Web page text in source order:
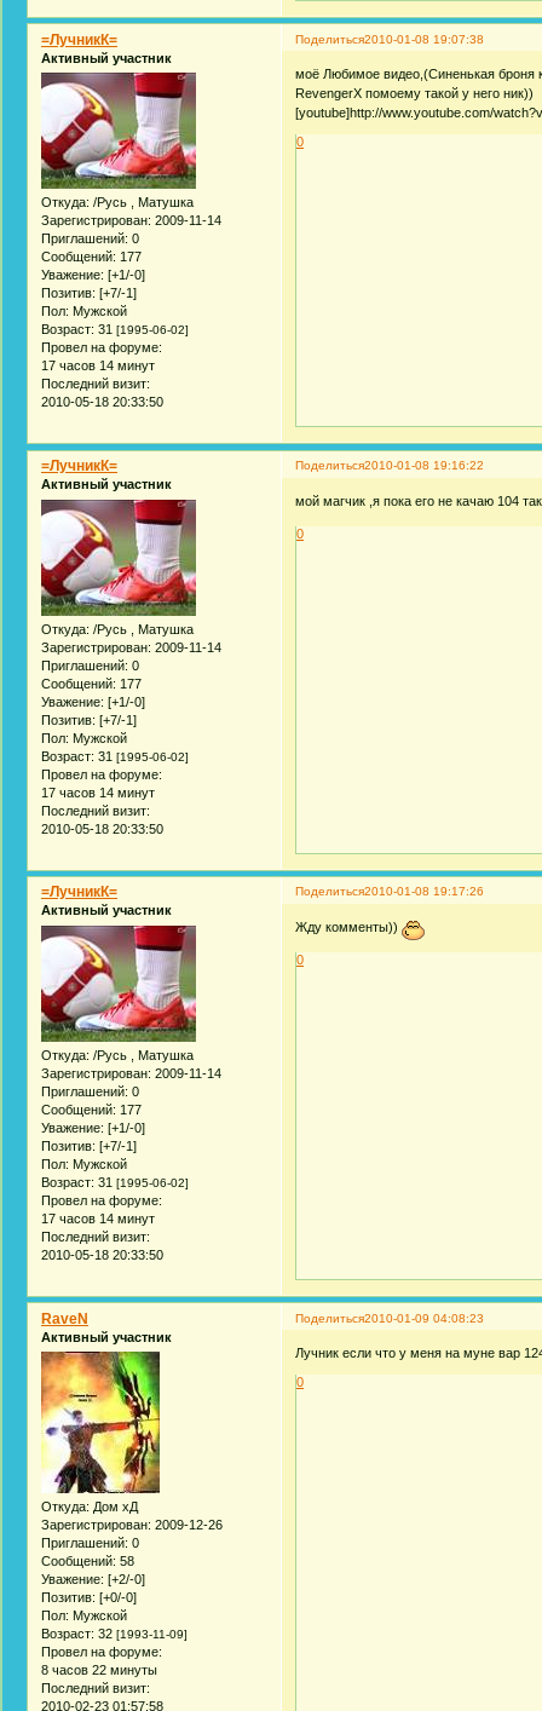
Поделиться2010-01-08 19:07:38
=ЛучникК=
Активный участник
Откуда: /Русь , Матушка
Зарегистрирован: 2009-11-14
Приглашений: 0
Сообщений: 177
Уважение: [+1/-0]
Позитив: [+7/-1]
Пол: Мужской
Возраст: 31 [1995-06-02]
Провел на форуме:
17 часов 14 минут
Последний визит:
2010-05-18 20:33:50
моё Любимое видео,(Синенькая броня
RevengerX помоему такой у него ник))
[youtube]http://www.youtube.com/
0
Поделиться2010-01-08 19:16:22
=ЛучникК=
Активный участник
Откуда: /Русь , Матушка
Зарегистрирован: 2009-11-14
Приглашений: 0
Сообщений: 177
Уважение: [+1/-0]
Позитив: [+7/-1]
Пол: Мужской
Возраст: 31 [1995-06-02]
Провел на форуме:
17 часов 14 минут
Последний визит:
2010-05-18 20:33:50
мой магчик ,я пока его не качаю 104
0
Поделиться2010-01-08 19:17:26
=ЛучникК=
Активный участник
Откуда: /Русь , Матушка
Зарегистрирован: 2009-11-14
Приглашений: 0
Сообщений: 177
Уважение: [+1/-0]
Позитив: [+7/-1]
Пол: Мужской
Возраст: 31 [1995-06-02]
Провел на форуме:
17 часов 14 минут
Последний визит:
2010-05-18 20:33:50
Жду комменты))
0
Поделиться2010-01-09 04:08:23
RaveN
Активный участник
Откуда: Дом хД
Зарегистрирован: 2009-12-26
Приглашений: 0
Сообщений: 58
Уважение: [+2/-0]
Позитив: [+0/-0]
Пол: Мужской
Возраст: 32 [1993-11-09]
Провел на форуме:
8 часов 22 минуты
Последний визит:
2010-02-23 01:57:58
Лучник если что у меня на муне вар
0